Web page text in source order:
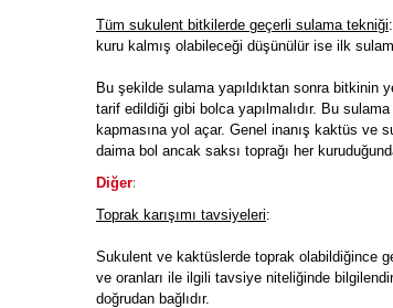
Tüm sukulent bitkilerde geçerli sulama tekniği
kuru kalmış olabileceği düşünülür ise ilk
Bu şekilde sulama yapıldıktan sonra bitkinin
tarif edildiği gibi bolca yapılmalıdır. Bu
kapmasına yol açar. Genel inanış kaktüs ve
daima bol ancak saksı toprağı her
Diğer:
Toprak karışımı tavsiyeleri:
Sukulent ve kaktüslerde toprak olabildiğince
ve oranları ile ilgili tavsiye niteliğinde
doğrudan bağlıdır.